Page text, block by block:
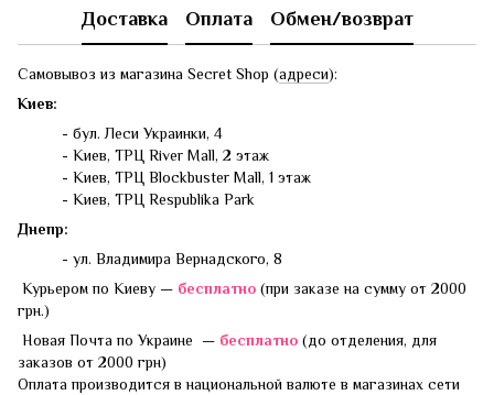
Доставка Оплата Обмен/возврат
Самовывоз из магазина Secret Shop (адреси):
Киев:
- бул. Леси Украинки, 4
- Киев, ТРЦ River Mall, 2 этаж
- Киев, ТРЦ Blockbuster Mall, 1 этаж
- Киев, ТРЦ Respublika Park
Днепр:
- ул. Владимира Вернадского, 8
Курьером по Киеву — бесплатно (при заказе на сумму от 2000
грн.)
Новая Почта по Украине — бесплатно (до отделения, для
заказов от 2000 грн)
Оплата производится в национальной валюте в магазинах сети